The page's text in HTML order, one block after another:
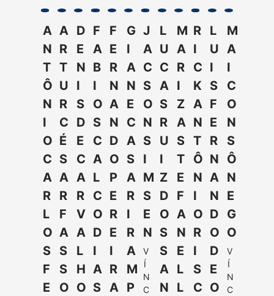
A
N
T
Ô
N
I
O
C
A
R
L
O
S
F
E
A
R
T
U
R
C
É
S
A
R
F
A
S
S
O
D
E
N
I
S
D
E
C
A
R
V
A
L
H
O
F
A
B
I
O
S
C
A
L
C
O
D
I
A
S
F
E
R
N
A
N
D
O
P
E
R
E
I
R
A
G
I
A
N
E
C
A
S
A
R
I
R
A
M
P
J
A
C
S
O
N
S
I
M
S
E
N
V
Í
N
C
L
U
C
A
S
R
U
I
Z
D
O
S
S
A
N
M
A
R
I
Z
A
S
T
E
F
A
N
E
L
L
R
I
C
K
A
N
T
Ô
N
I
O
R
I
S
C
L
U
I
S
F
E
R
N
A
N
D
O
D
E
O
M
A
I
C
O
N
S
Ô
N
E
G
O
V
Í
N
C